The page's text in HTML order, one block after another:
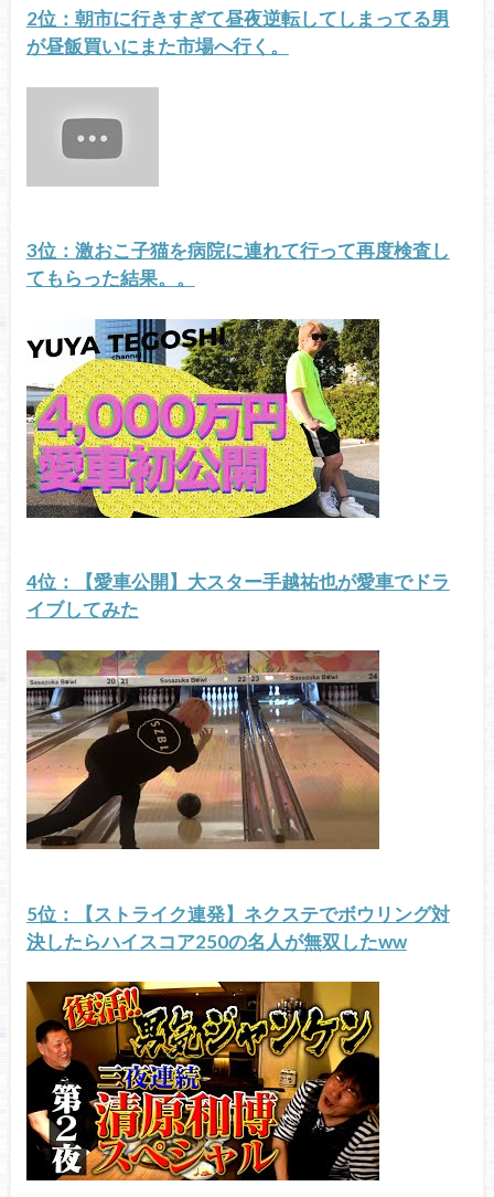
2位：朝市に行きすぎて昼夜逆転してしまってる男
が昼飯買いにまた市場へ行く。
3位：激おこ子猫を病院に連れて行って再度検査し
てもらった結果。。
4位：【愛車公開】大スター手越祐也が愛車でドラ
イブしてみた
5位：【ストライク連発】ネクステでボウリング対
決したらハイスコア250の名人が無双したww